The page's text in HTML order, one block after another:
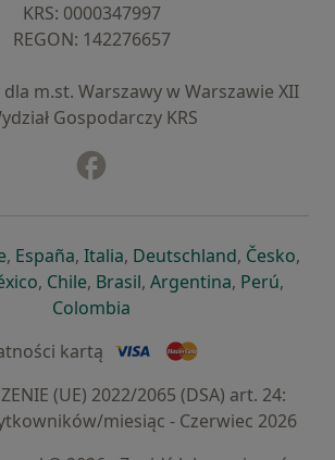
KRS: ⁠0000347997
REGON: ⁠142276657
m.st. Warszawy w Warszawie XII
Gospodarczy KRS
w nowej karcie
otwiera się w nowej karcie
, Españaotwiera się w nowej karcie
, Italiaotwiera się w nowej
, Deutschlandotwiera się
, Česko,
się w nowej karcie
otwiera się w nowej karcie
, Chileotwiera się w nowej karcie
, Brasilotwiera się w nowej
, Argentinaotwiera się
, Perú,
Colombia
kartą
(UE) 2022/2065 (DSA) art. 24:
miesiąc - Czerwiec 2026